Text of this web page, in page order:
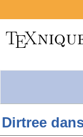
Dirtree